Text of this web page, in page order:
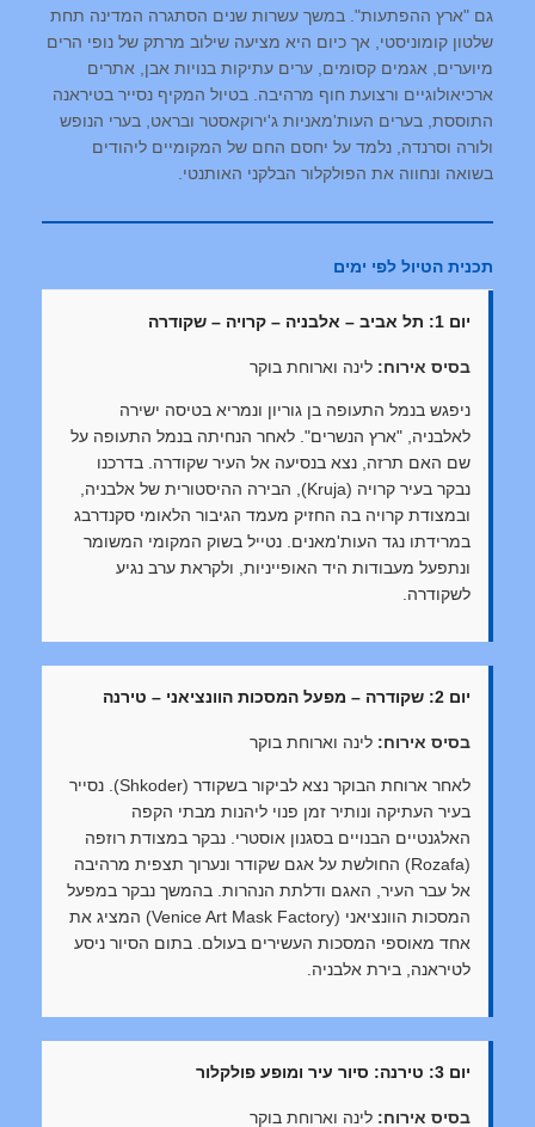
גם "ארץ ההפתעות". במשך עשרות שנים הסתגרה המדינה תחת
שלטון קומוניסטי, אך כיום היא מציעה שילוב מרתק של נופי הרים
מיוערים, אגמים קסומים, ערים עתיקות בנויות אבן, אתרים
ארכיאולוגיים ורצועת חוף מרהיבה. בטיול המקיף נסייר בטיראנה
התוססת, בערים העות'מאניות ג'ירוקאסטר ובראט, בערי הנופש
ולורה וסרנדה, נלמד על יחסם החם של המקומיים ליהודים
בשואה ונחווה את הפולקלור הבלקני האותנטי.
תכנית הטיול לפי ימים
יום 1: תל אביב – אלבניה – קרויה – שקודרה
בסיס אירוח: לינה וארוחת בוקר
ניפגש בנמל התעופה בן גוריון ונמריא בטיסה ישירה
לאלבניה, "ארץ הנשרים". לאחר הנחיתה בנמל התעופה על
שם האם תרזה, נצא בנסיעה אל העיר שקודרה. בדרכנו
נבקר בעיר קרויה (Kruja), הבירה ההיסטורית של אלבניה,
ובמצודת קרויה בה החזיק מעמד הגיבור הלאומי סקנדרבג
במרידתו נגד העות'מאנים. נטייל בשוק המקומי המשומר
ונתפעל מעבודות היד האופייניות, ולקראת ערב נגיע
לשקודרה.
יום 2: שקודרה – מפעל המסכות הוונציאני – טירנה
בסיס אירוח: לינה וארוחת בוקר
לאחר ארוחת הבוקר נצא לביקור בשקודר (Shkoder). נסייר
בעיר העתיקה ונותיר זמן פנוי ליהנות מבתי הקפה
האלגנטיים הבנויים בסגנון אוסטרי. נבקר במצודת רוזפה
(Rozafa) החולשת על אגם שקודר ונערוך תצפית מרהיבה
אל עבר העיר, האגם ודלתת הנהרות. בהמשך נבקר במפעל
המסכות הוונציאני (Venice Art Mask Factory) המציג את
אחד מאוספי המסכות העשירים בעולם. בתום הסיור ניסע
לטיראנה, בירת אלבניה.
יום 3: טירנה: סיור עיר ומופע פולקלור
בסיס אירוח: לינה וארוחת בוקר